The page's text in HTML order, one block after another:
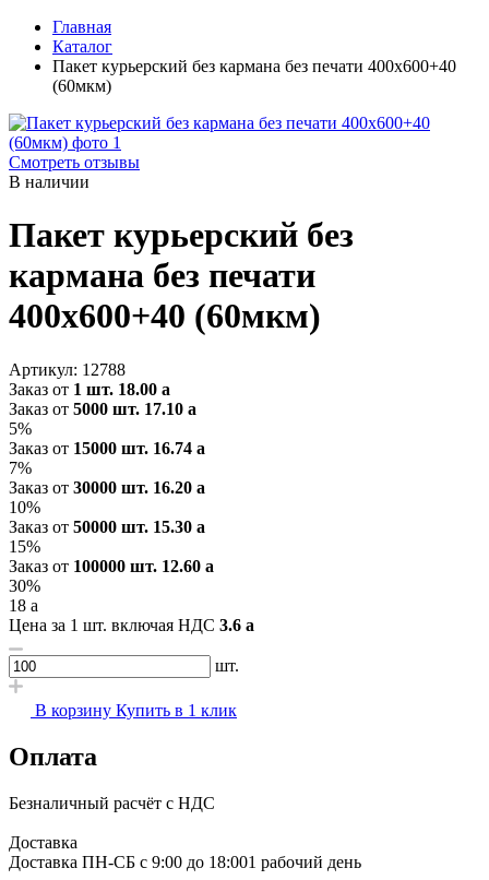
Главная
Каталог
Пакет курьерский без кармана без печати 400х600+40
(60мкм)
Смотреть отзывы
В наличии
Пакет курьерский без
кармана без печати
400х600+40 (60мкм)
Артикул: 12788
Заказ от 1 шт. 18.00 a
Заказ от 5000 шт. 17.10 a
5%
Заказ от 15000 шт. 16.74 a
7%
Заказ от 30000 шт. 16.20 a
10%
Заказ от 50000 шт. 15.30 a
15%
Заказ от 100000 шт. 12.60 a
30%
18 a
Цена за 1 шт. включая НДС 3.6 a
шт.
В корзину Купить в 1 клик
Оплата
Безналичный расчёт с НДС
Доставка
Доставка ПН-СБ с 9:00 до 18:001 рабочий день